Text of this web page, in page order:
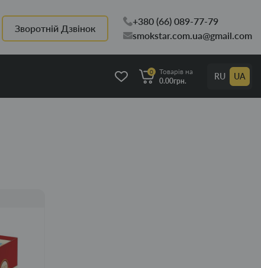
Зворотній Дзвінок
+380 (66) 089-77-79
smokstar.com.ua@gmail.com
0
Товарів на
0.00грн.
RU UA